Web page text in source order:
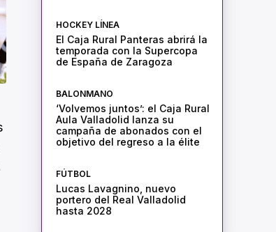
HOCKEY LÍNEA
El Caja Rural Panteras abrirá la
temporada con la Supercopa
de España de Zaragoza
BALONMANO
‘Volvemos juntos’: el Caja Rural
Aula Valladolid lanza su
campaña de abonados con el
objetivo del regreso a la élite
FÚTBOL
Lucas Lavagnino, nuevo
portero del Real Valladolid
hasta 2028